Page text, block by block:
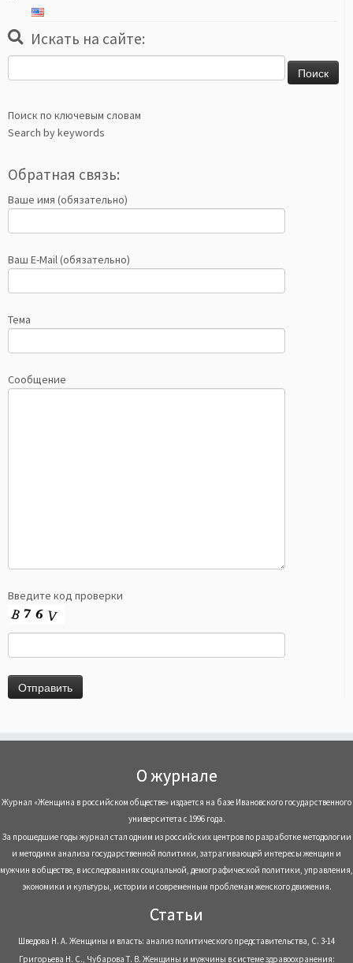
Искать на сайте:
Поиск по ключевым словам
Search by keywords
Обратная связь:
Ваше имя (обязательно)
Ваш E-Mail (обязательно)
Тема
Сообщение
Введите код проверки
О журнале
Журнал «Женщина в российском обществе» издается на базе Ивановского государственного
университета с 1996 года.
За прошедшие годы журнал стал одним из российских центров по разработке методологии
и методики анализа государственной политики, затрагивающей интересы женщин и
мужчин в обществе, в исследованиях социальной, демографической политики, управления,
экономики и культуры, истории и современным проблемам женского движения.
Статьи
Шведова Н. А. Женщины и власть: анализ политического представительства, С. 3-14
Григорьева Н. С., Чубарова Т. В. Женщины и мужчины в системе здравоохранения: